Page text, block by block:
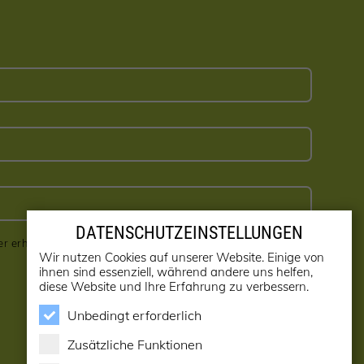
erhalten! (kann jederzeit abbestellt werden)
DATENSCHUTZEINSTELLUNGEN
Wir nutzen Cookies auf unserer Website. Einige von
ihnen sind essenziell, während andere uns helfen,
diese Website und Ihre Erfahrung zu verbessern.
Unbedingt erforderlich
Zusätzliche Funktionen